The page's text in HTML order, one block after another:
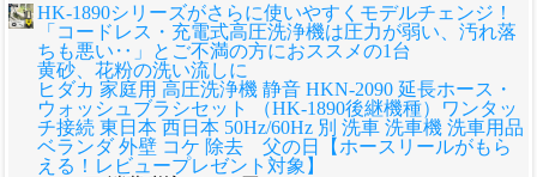
HK-1890シリーズがさらに使いやすくモデルチェンジ！
「コードレス・充電式高圧洗浄機は圧力が弱い、汚れ落
ちも悪い‥」とご不満の方におススメの1台
黄砂、花粉の洗い流しに
ヒダカ 家庭用 高圧洗浄機 静音 HKN-2090 延長ホース・
ウォッシュブラシセット （HK-1890後継機種）ワンタッ
チ接続 東日本 西日本 50Hz/60Hz 別 洗車 洗車機 洗車用品
ベランダ 外壁 コケ 除去 父の日【ホースリールがもら
える！レビュープレゼント対象】